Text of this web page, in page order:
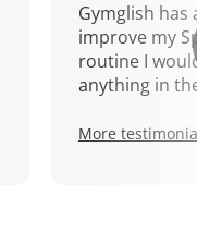
Gymglish has
improve my
routine I
anything in
More